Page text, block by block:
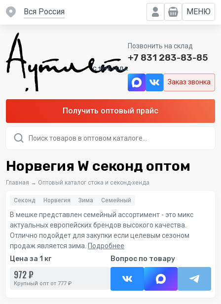
вся Россия МЕНЮ
C 1995 ГОДА
Позвонить на склад
+7 831 283-83-85
Заказ звонка
Получить оптовый прайс
товаров
Норвегия W секонд оптом
Главная → Оптовый каталог стока и секонд-хенда
Секонд Норвегия Зима Семейный
В мешке представлен семейный ассортимент - это микс
актуальных европейских брендов высокого качества.
Отлично подойдет для закупки если целевым сезоном
продаж является зима. Подробнее
Цена за 1 кг
972 ₽
Крупный опт от 777 ₽
Вопрос по товару